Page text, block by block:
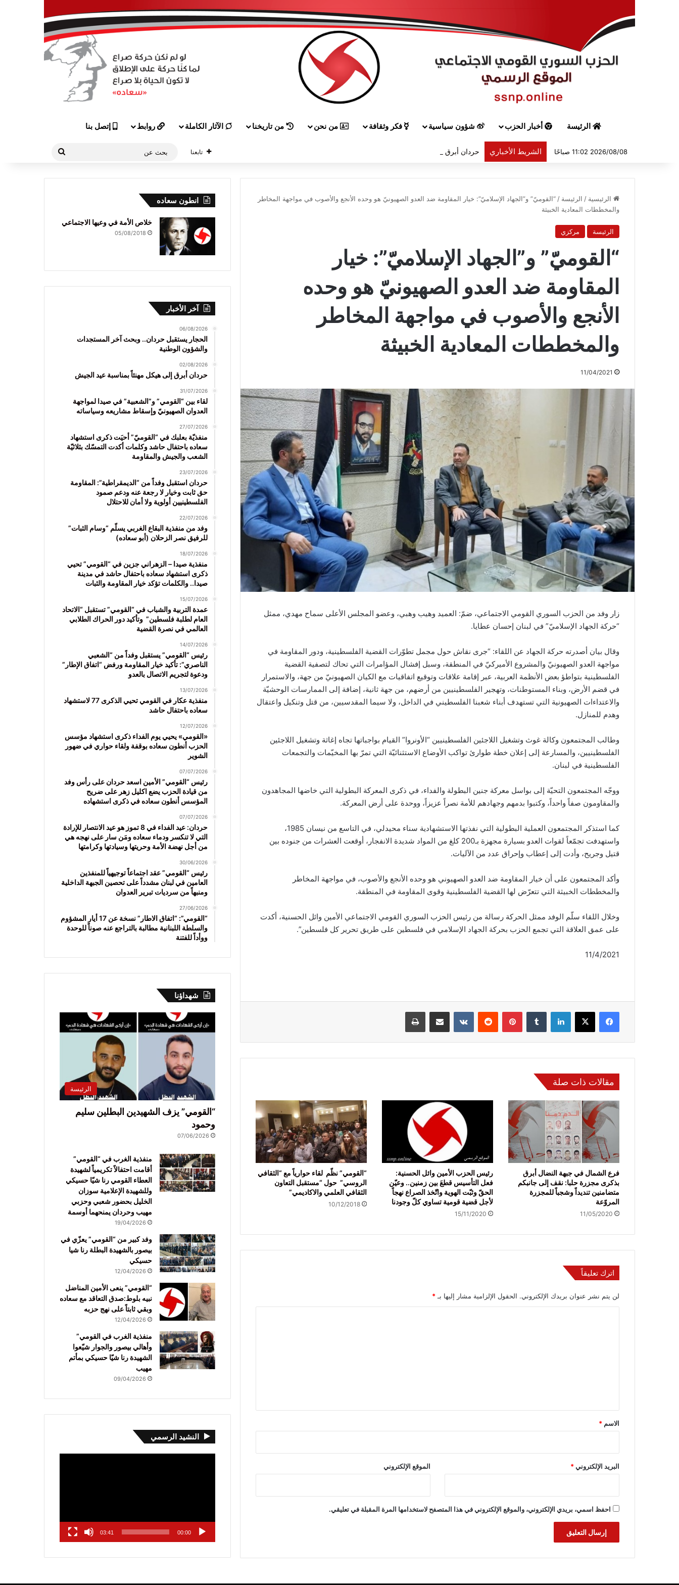
الرئيسة أخبار الحزب شؤون سياسية فكر وثقافة من نحن من تاريخنا الآثار الكاملة روابط إتصل بنا
2026/08/08 11:02 صباحًا الشريط الأخباري حردان أبرق إلى هيكل مهنئاً بمناسبة عيد الجيش تابعنا
الرئيسية / الرئيسة / “القوميّ” و”الجهاد الإسلاميّ”: خيار المقاومة ضد العدو الصهيونيّ هو وحده الأنجع والأصوب في مواجهة المخاطر
والمخططات المعادية الخبيثة
الرئيسة مركزي
“القوميّ” و”الجهاد الإسلاميّ”: خيار
المقاومة ضد العدو الصهيونيّ هو وحده
الأنجع والأصوب في مواجهة المخاطر
والمخططات المعادية الخبيثة
11/04/2021
زار وفد من الحزب السوري القومي الاجتماعي، ضمّ: العميد وهيب وهبي، وعضو المجلس الأعلى سماح مهدي، ممثل
“حركة الجهاد الإسلاميّ” في لبنان إحسان عطايا.
وقال بيان أصدرته حركة الجهاد عن اللقاء: “جرى نقاش حول مجمل تطوّرات القضية الفلسطينية، ودور المقاومة في
مواجهة العدو الصهيونيّ والمشروع الأميركيّ في المنطقة، وسبل إفشال المؤامرات التي تحاك لتصفية القضية
الفلسطينية بتواطؤ بعض الأنظمة العربية، عبر إقامة علاقات وتوقيع اتفاقيات مع الكيان الصهيونيّ من جهة، والاستمرار
في قضم الأرض، وبناء المستوطنات، وتهجير الفلسطينيين من أرضهم، من جهة ثانية، إضافة إلى الممارسات الوحشيّة
والاعتداءات الصهيونية التي تستهدف أبناء شعبنا الفلسطيني في الداخل، ولا سيما المقدسيين، من قتل وتنكيل واعتقال
وهدم للمنازل.
وطالب المجتمعون وكالة غوث وتشغيل اللاجئين الفلسطينيين “الأونروا” القيام بواجباتها تجاه إغاثة وتشغيل اللاجئين
الفلسطينيين، والمسارعة إلى إعلان خطة طوارئ تواكب الأوضاع الاستثنائيّة التي تمرّ بها المخيّمات والتجمعات
الفلسطينية في لبنان.
ووجّه المجتمعون التحيّة إلى بواسل معركة جنين البطولة والفداء، في ذكرى المعركة البطولية التي خاضها المجاهدون
والمقاومون صفاً واحداً، وكتبوا بدمهم وجهادهم للأمة نصراً عزيزاً، ووحدة على أرض المعركة.
كما استذكر المجتمعون العملية البطولية التي نفذتها الاستشهادية سناء محيدلي، في التاسع من نيسان 1985،
واستهدفت تجمّعاً لقوات العدو بسيارة مجهزة بـ200 كلغ من المواد شديدة الانفجار، أوقعت العشرات من جنوده بين
قتيل وجريح، وأدت إلى إعطاب وإحراق عدد من الآليات.
وأكد المجتمعون على أن خيار المقاومة ضد العدو الصهيوني هو وحده الأنجع والأصوب، في مواجهة المخاطر
والمخططات الخبيثة التي تتعرّض لها القضية الفلسطينية وقوى المقاومة في المنطقة.
وخلال اللقاء سلّم الوفد ممثل الحركة رسالة من رئيس الحزب السوري القومي الاجتماعي الأمين وائل الحسنية، أكدت
على عمق العلاقة التي تجمع الحزب بحركة الجهاد الإسلامي في فلسطين على طريق تحرير كل فلسطين”.
11/4/2021
فيسبوك لينكدإن بينتيريست
مقالات ذات صلة
فرع الشمال في جبهة النضال أبرق
بذكرى مجزرة حلبا: نقف إلى جانبكم
متضامنين تنديداً وشجباً للمجزرة
المروّعة
11/05/2020
رئيس الحزب الأمين وائل الحسنية:
فعل التأسيس قطعَ بين زمنين.. وعيّن
الحقّ وثبّت الهوية واتّخذ الصراع نهجاً
لأجل قضية قومية تساوي كلّ وجودنا
15/11/2020
“القومي” نظّم لقاء حوارياً مع “الثقافي
الروسي” حول “مستقبل التعاون
الثقافي العلمي والاكاديمي”
10/12/2018
اترك تعليقاً
لن يتم نشر عنوان بريدك الإلكتروني. الحقول الإلزامية مشار إليها بـ *
*
الاسم *
البريد الإلكتروني* الموقع الإلكتروني
احفظ اسمي، بريدي الإلكتروني، والموقع الإلكتروني في هذا المتصفح لاستخدامها المرة المقبلة في تعليقي.
انطون سعاده
خلاص الأمة في وعيها الاجتماعي
05/08/2018
آخر الأخبار
06/08/2026
الحجار يستقبل حردان.. وبحث آخر المستجدات
والشؤون الوطنية
02/08/2026
حردان أبرق إلى هيكل مهنئاً بمناسبة عيد الجيش
31/07/2026
لقاء بين “القومي” و”الشعبية” في صيدا لمواجهة
العدوان الصهيونيّ وإسقاط مشاريعه وسياساته
27/07/2026
منفذيّة بعلبك في “القوميّ” أحيَت ذكرى استشهاد
سعاده باحتفال حاشد وكلمات أكدت التمسّك بثلاثيّة
الشعب والجيش والمقاومة
23/07/2026
حردان استقبل وفداً من “الديمقراطية”: المقاومة
حق ثابت وخيار لا رجعة عنه ودعم صمود
الفلسطينيين أولوية ولا أمان للاحتلال
22/07/2026
وفد من منفذية البقاع الغربي يسلّم “وسام الثبات”
للرفيق نصر الزحلان (أبو سعاده)
18/07/2026
منفذية صيدا – الزهراني جزين في “القومي” تحيي
ذكرى استشهاد سعاده باحتفال حاشد في مدينة
صيدا.. والكلمات تؤكد خيار المقاومة والثبات
15/07/2026
عمدة التربية والشباب في “القومي” تستقبل “الاتحاد
العام لطلبة فلسطين” وتأكيد دور الحراك الطلابي
العالمي في نصرة القضية
14/07/2026
رئيس “القومي” يستقبل وفداً من “الشعبي
الناصري”: تأكيد خيار المقاومة ورفض “اتفاق الإطار”
ودعوة لتجريم الاتصال بالعدو
13/07/2026
منفذية عكار في القومي تحيي الذكرى 77 لاستشهاد
سعاده باحتفال حاشد
12/07/2026
«القومي» يحيي يوم الفداء ذكرى استشهاد مؤسس
الحزب أنطون سعاده بوقفة ولقاء حواري في ضهور
الشوير
07/07/2026
رئيس “القومي” الأمين اسعد حردان على رأس وفد
من قيادة الحزب يضع اكليل زهر على ضريح
المؤسس أنطون سعاده في ذكرى استشهاده
07/07/2026
حردان: عيد الفداء في 8 تموز هو عيد الانتصار للإرادة
التي لا تنكسر ودماء سعاده ومَن سار على نهجه هي
من أجل نهضة الأمة وحريتها وسيادتها وكرامتها
30/06/2026
رئيس “القومي” عقد اجتماعاً توجيهياً للمنفذين
العامين في لبنان مشدداً على تحصين الجبهة الداخلية
ومنبهاً من سرديات تبرير العدوان
27/06/2026
“القومي”: “اتفاق الاطار” نسخة عن 17 أيار المشؤوم
والسلطة اللبنانية مطالبة بالتراجع عنه صوناً للوحدة
ووأداً للفتنة
شهداؤنا
الرئيسة
“القومي” يزف الشهيدين البطلين سليم
وحمود
07/06/2026
منفذية الغرب في “القومي”
أقامت احتفالاً تكريمياً لشهيدة
العطاء القومي رنا شيّا حسيكي
وللشهيدة الإعلامية سوزان
الخليل بحضور شعبي وحزبي
مهيب وحردان يمنحهما أوسمة
19/04/2026
وفد كبير من “القومي” يعزّي في
بيصور بالشهيدة البطلة رنا شيا
حسيكي
12/04/2026
“القومي” ينعى الأمين المناضل
نبيه بلوط:صدق التعاقد مع سعاده
وبقي ثابتاً على نهج حزبه
12/04/2026
منفذية الغرب في القومي”
وأهالي بيصور والجوار شيّعوا
الشهيدة رنا شيّا حسيكي بمأتم
مهيب
09/04/2026
النشيد الرسمي
00:00
03:41